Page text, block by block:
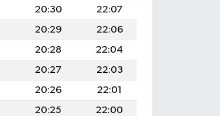
20:30
22:07
20:29
22:06
20:28
22:04
20:27
22:03
20:26
22:01
20:25
22:00